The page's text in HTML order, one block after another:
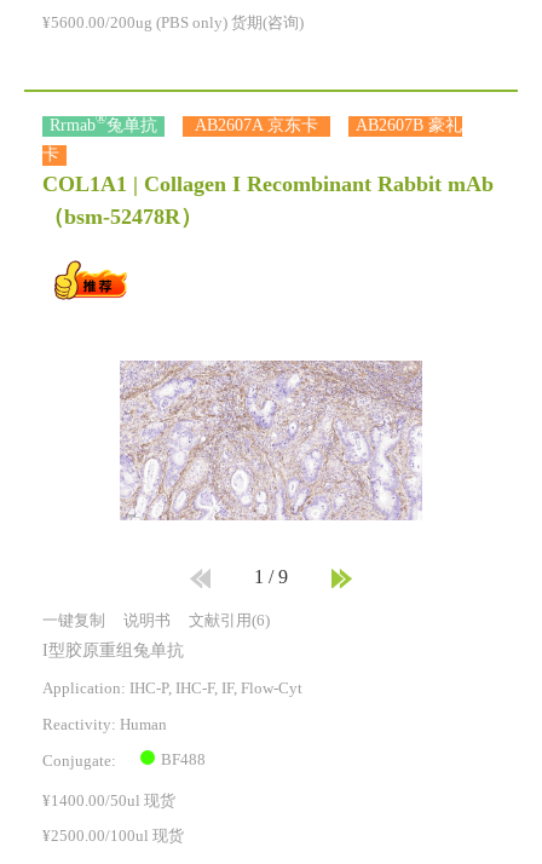
¥5600.00/200ug (PBS only) 货期(咨询)
Rrmab®兔单抗 AB2607A 京东卡
AB2607B 豪礼
卡
COL1A1 | Collagen I Recombinant Rabbit mAb
（bsm-52478R）
1 /9
一键复制 说明书 文献引用(6)
I型胶原重组兔单抗
Application: IHC-P, IHC-F, IF, Flow-Cyt
Reactivity: Human
Conjugate: BF488
¥1400.00/50ul 现货
¥2500.00/100ul 现货